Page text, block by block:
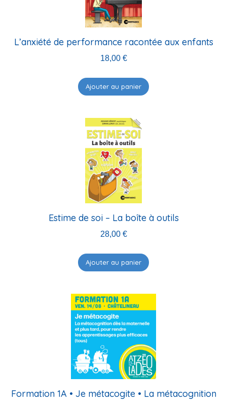
L’anxiété de performance racontée aux enfants
18,00 €
Ajouter au panier
Estime de soi – La boîte à outils
28,00 €
Ajouter au panier
Formation 1A • Je métacogite • La métacognition